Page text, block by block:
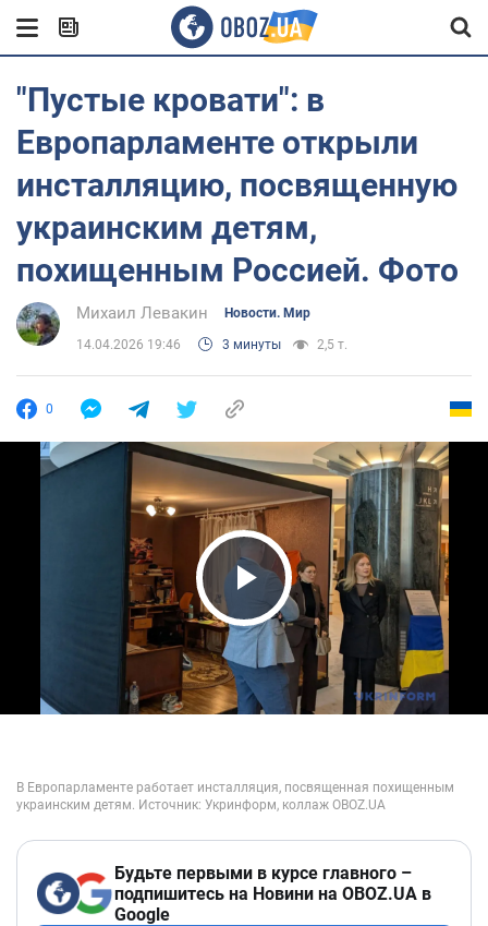
"Пустые кровати": в
Европарламенте открыли
инсталляцию, посвященную
украинским детям,
похищенным Россией. Фото
Михаил Левакин Новости. Мир
14.04.2026 19:46 3 минуты 2,5 т.
0
Play Video
Будьте первыми в курсе главного –
подпишитесь на Новини на OBOZ.UA в
Google